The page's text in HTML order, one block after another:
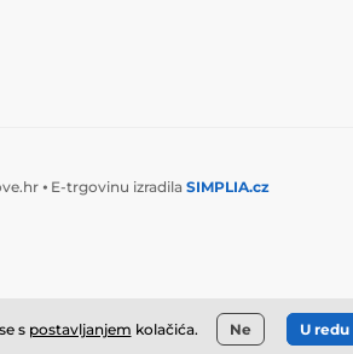
⦁ E-trgovinu izradila SIMPLIA.cz
s postavljanjem kolačića. Ne U redu